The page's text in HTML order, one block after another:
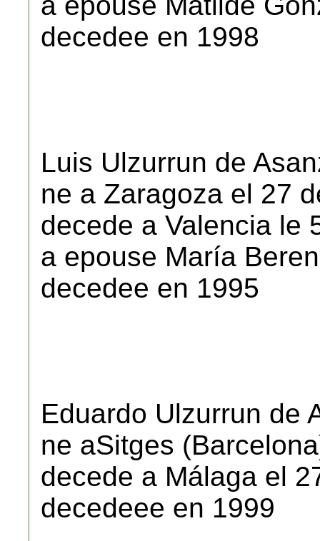
decedee en 1998
Luis Ulzurrun de
ne a Zaragoza el 27
decede a Valencia le
a epouse María
decedee en 1995
Eduardo Ulzurrun de
ne aSitges
decede a Málaga el
decedeee en 1999